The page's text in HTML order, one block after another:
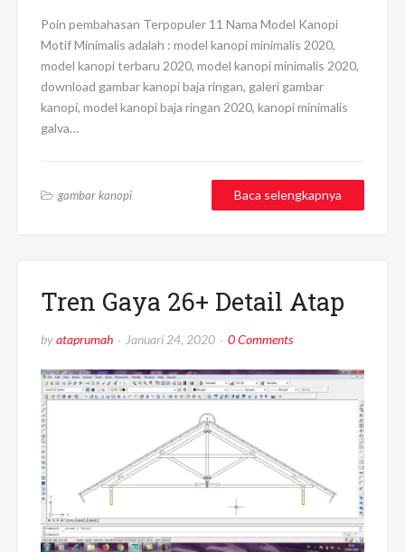
Poin pembahasan Terpopuler 11 Nama Model Kanopi
Motif Minimalis adalah : model kanopi minimalis 2020,
model kanopi terbaru 2020, model kanopi minimalis 2020,
download gambar kanopi baja ringan, galeri gambar
kanopi, model kanopi baja ringan 2020, kanopi minimalis
galva…
gambar kanopi Baca selengkapnya
Tren Gaya 26+ Detail Atap
byataprumah Januari 24, 2020 0 Comments